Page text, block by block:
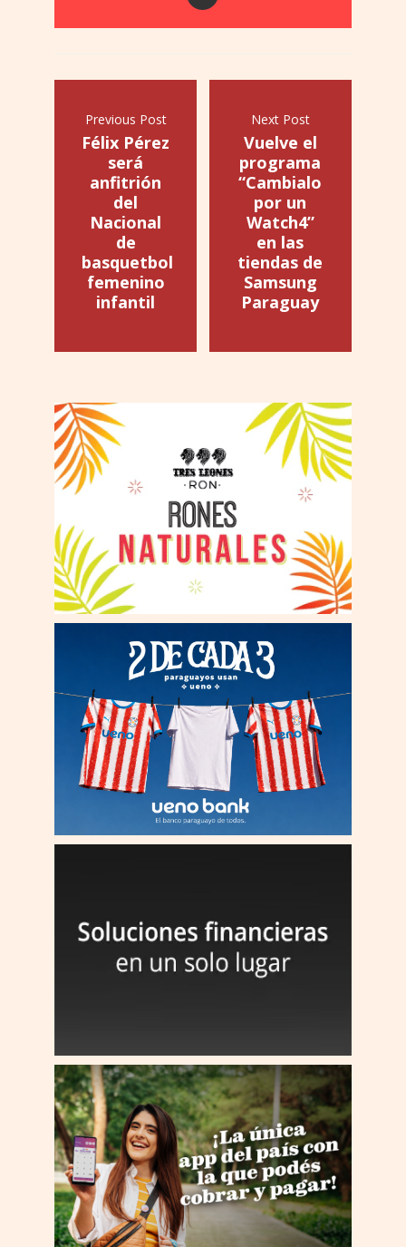
Previous Post
Félix Pérez
será
anfitrión
del
Nacional
de
basquetbol
femenino
infantil
Next Post
Vuelve el
programa
“Cambialo
por un
Watch4”
en las
tiendas de
Samsung
Paraguay